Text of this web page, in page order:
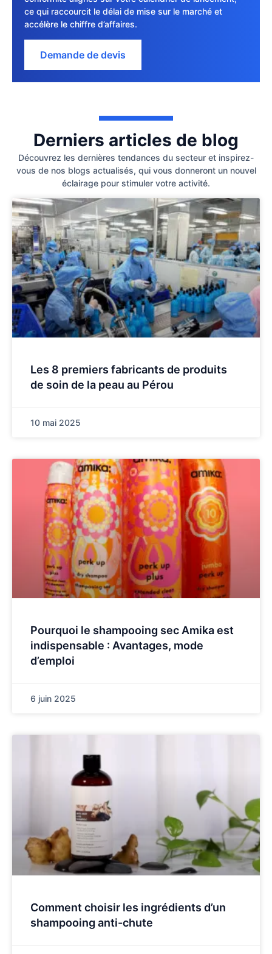
ce qui raccourcit le délai de mise sur le marché et
accélère le chiffre d’affaires.
Demande de devis
Derniers articles de blog
Découvrez les dernières tendances du secteur et inspirez-
vous de nos blogs actualisés, qui vous donneront un nouvel
éclairage pour stimuler votre activité.
Les 8 premiers fabricants de produits
de soin de la peau au Pérou
10 mai 2025
Pourquoi le shampooing sec Amika est
indispensable : Avantages, mode
d’emploi
6 juin 2025
Comment choisir les ingrédients d’un
shampooing anti-chute